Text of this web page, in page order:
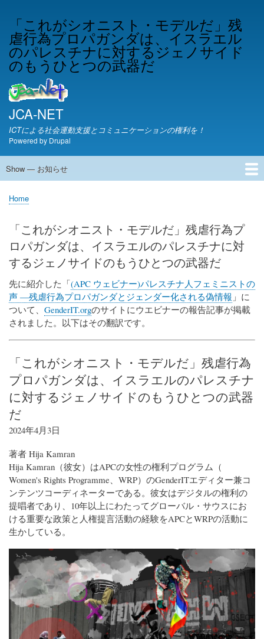
to
main
content
「これがシオニスト・モデルだ」残
虐行為プロパガンダは、イスラエル
のパレスチナに対するジェノサイド
のもうひとつの武器だ
JCA-NET
ICTによる社会運動支援とコミュニケーションの権利を！
Powered by Drupal
お
ら
Show — お知らせ
JCA-NETからのお知らせ
Breadcrumb
Home
「これがシオニスト・モデルだ」残虐行為プ
ロパガンダは、イスラエルのパレスチナに対
するジェノサイドのもうひとつの武器だ
先に紹介した「(APC ウェビナー)パレスチナ人フェミニストの
声 ―残虐行為プロパガンダとジェンダー化される偽情報 」に
ついて、 GenderIT.orgのサイトにウエビナーの報告記事が掲載
されました。以下はその翻訳です。
「これがシオニスト・モデルだ」残虐行為
プロパガンダは、イスラエルのパレスチナ
に対するジェノサイドのもうひとつの武器
だ
2024年4月3日
著者 Hija Kamran
Hija Kamran（彼女）はAPCの女性の権利プログラム（
Women's Rights Programme、WRP）のGenderITエディター兼コ
ンテンツコーディネーターである。彼女はデジタルの権利の
提唱者であり、10年以上にわたってグローバル・サウスにお
ける重要な政策と人権提言活動の経験をAPCとWRPの活動に
生かしている。